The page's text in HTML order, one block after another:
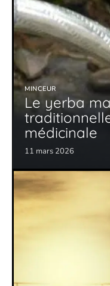
MINCEUR
Le yerba
médicinale
11 mars 2026